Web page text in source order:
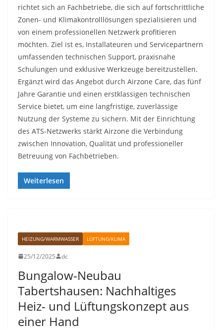
richtet sich an Fachbetriebe, die sich auf fortschrittliche
Zonen- und Klimakontrolllösungen spezialisieren und
von einem professionellen Netzwerk profitieren
möchten. Ziel ist es, Installateuren und Servicepartnern
umfassenden technischen Support, praxisnahe
Schulungen und exklusive Werkzeuge bereitzustellen.
Ergänzt wird das Angebot durch Airzone Care, das fünf
Jahre Garantie und einen erstklassigen technischen
Service bietet, um eine langfristige, zuverlässige
Nutzung der Systeme zu sichern. Mit der Einrichtung
des ATS-Netzwerks stärkt Airzone die Verbindung
zwischen Innovation, Qualität und professioneller
Betreuung von Fachbetrieben.
Weiterlesen
HEIZUNG/WARMWASSER LÜFTUNG/KLIMA
25/12/2025 dc
Bungalow-Neubau
Tabertshausen: Nachhaltiges
Heiz- und Lüftungskonzept aus
einer Hand